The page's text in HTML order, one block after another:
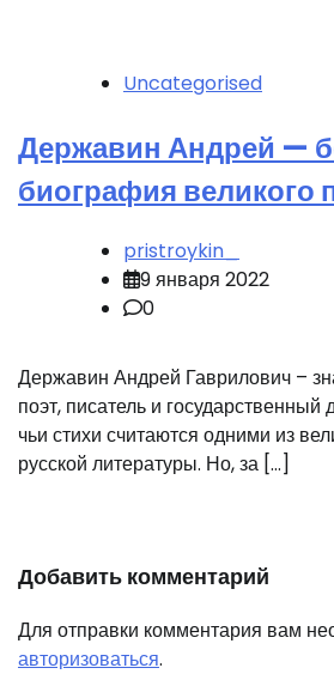
Uncategorised
Державин Андрей —
биография великого
pristroykin_
9 января 2022
0
Державин Андрей Гаврилович –
поэт, писатель и государственный
чьи стихи считаются одними из
русской литературы. Но, за […]
Добавить комментарий
Для отправки комментария вам
авторизоваться.